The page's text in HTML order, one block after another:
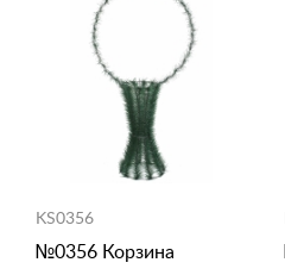
KS0356
№0356 Корзина